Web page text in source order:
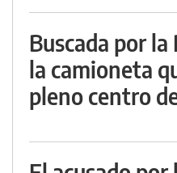
Buscada por la
la camioneta
pleno centro